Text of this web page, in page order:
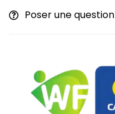
Poser une question